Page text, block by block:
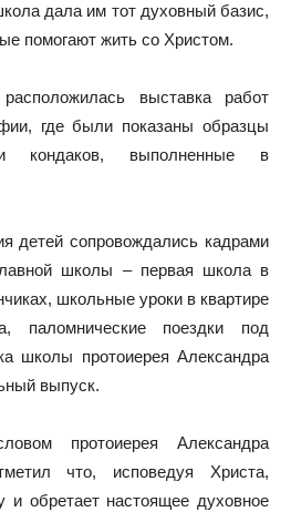
дала им тот духовный базис,
помогают жить со Христом.
выставка работ
где были показаны образцы
кондаков, выполненные в
детей сопровождались кадрами
школы – первая школа в
школьные уроки в квартире
паломнические поездки под
школы протоиерея Александра
выпуск.
протоиерея Александра
что, исповедуя Христа,
и обретает настоящее духовное